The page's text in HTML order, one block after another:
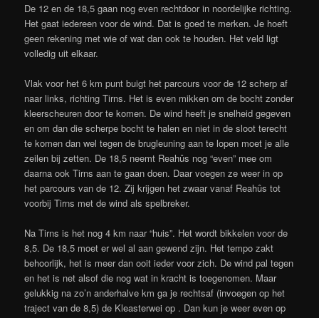
De 12 en de 18,5 gaan nog even rechtdoor in noordelijke richting.
Het gaat iedereen voor de wind. Dat is goed te merken. Je hoeft
geen rekening met wie of wat dan ook te houden. Het veld ligt
volledig uit elkaar.
Vlak voor het 6 km punt buigt het parcours voor de 12 scherp af
naar links, richting Tirns. Het is even mikken om de bocht zonder
kleerscheuren door te komen. De wind heeft je snelheid gegeven
en om dan die scherpe bocht te halen en niet in de sloot terecht
te komen dan wel tegen de brugleuning aan te lopen moet je alle
zeilen bij zetten. De 18,5 neemt Reahûs nog “even” mee om
daarna ook Tirns aan te gaan doen. Daar voegen ze weer in op
het parcours van de 12. Zij krijgen het zwaar vanaf Reahûs tot
voorbij Tirns met de wind als spelbreker.
Na Tirns is het nog 4 km naar “huis”. Het wordt bikkelen voor de
8,5. De 18,5 moet er wel al aan gewend zijn. Het tempo zakt
behoorlijk, het is meer dan ooit ieder voor zich. De wind pal tegen
en het is net alsof die nog wat in kracht is toegenomen. Maar
gelukkig na zo’n anderhalve km ga je rechtsaf (invoegen op het
traject van de 8,5) de Kleasterwei op . Dan kun je weer even op